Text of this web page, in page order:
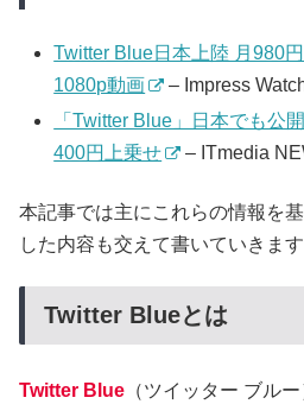
Twitter Blue日本上陸 月980
1080p動画
– Impress
「Twitter Blue」日本でも
400円上乗せ
– ITmedia
本記事では主にこれらの情報を
した内容も交えて書いていきます
Twitter Blueとは
Twitter Blue （ツイッター ブル